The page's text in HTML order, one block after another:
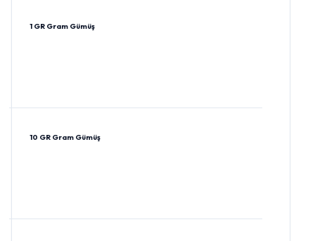
1 GR Gram Gümüş
10 GR Gram Gümüş